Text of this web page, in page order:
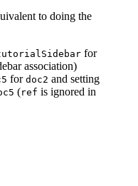
to doing the
for
association)
for doc2 and setting
(ref is ignored in